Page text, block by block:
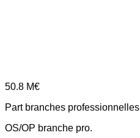
50.8 M€
Part branches professionnelles
OS/OP branche pro.